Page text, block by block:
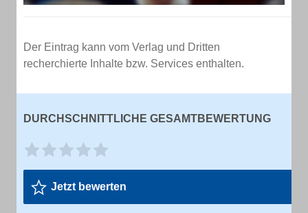
Der Eintrag kann vom Verlag und Dritten
recherchierte Inhalte bzw. Services enthalten.
DURCHSCHNITTLICHE GESAMTBEWERTUNG
Jetzt bewerten